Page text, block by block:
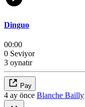
Dinguo
00:00
0 Seviyor
3 oynatır
Pay
4 ay önce Blanche Bailly